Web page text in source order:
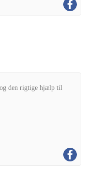
den rigtige hjælp til